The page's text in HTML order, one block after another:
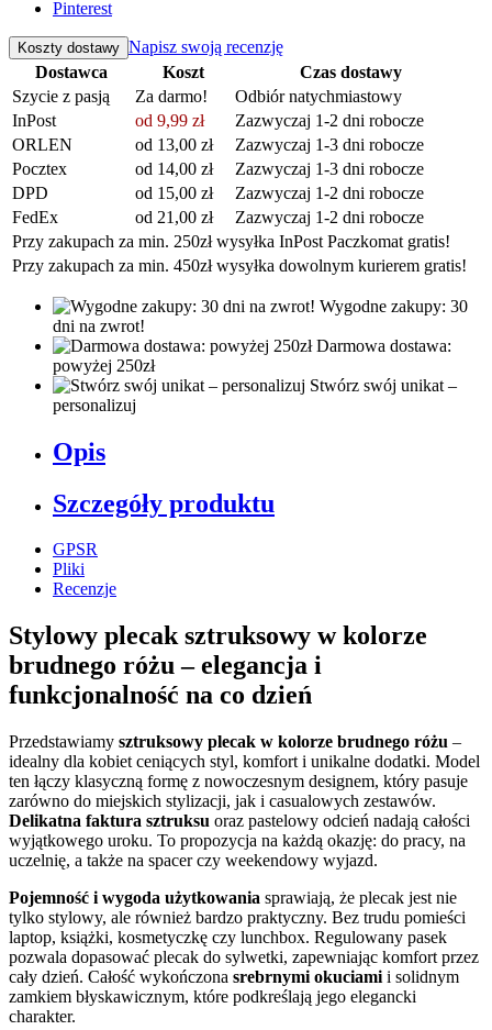
Pinterest
Koszty dostawy Napisz swoją recenzję
Dostawca
Koszt
Czas dostawy
Szycie z pasją
Za darmo!
Odbiór natychmiastowy
InPost
od 9,99 zł
Zazwyczaj 1-2 dni robocze
ORLEN
od 13,00 zł
Zazwyczaj 1-3 dni robocze
Pocztex
od 14,00 zł
Zazwyczaj 1-3 dni robocze
DPD
od 15,00 zł
Zazwyczaj 1-2 dni robocze
FedEx
od 21,00 zł
Zazwyczaj 1-2 dni robocze
Przy zakupach za min. 250zł wysyłka InPost Paczkomat gratis!
Przy zakupach za min. 450zł wysyłka dowolnym kurierem gratis!
Wygodne zakupy: 30
dni na zwrot!
Darmowa dostawa:
powyżej 250zł
Stwórz swój unikat –
personalizuj
Opis
Szczegóły produktu
GPSR
Pliki
Recenzje
Stylowy plecak sztruksowy w kolorze
brudnego różu – elegancja i
funkcjonalność na co dzień
Przedstawiamy sztruksowy plecak w kolorze brudnego różu –
idealny dla kobiet ceniących styl, komfort i unikalne dodatki. Model
ten łączy klasyczną formę z nowoczesnym designem, który pasuje
zarówno do miejskich stylizacji, jak i casualowych zestawów.
Delikatna faktura sztruksu oraz pastelowy odcień nadają całości
wyjątkowego uroku. To propozycja na każdą okazję: do pracy, na
uczelnię, a także na spacer czy weekendowy wyjazd.
Pojemność i wygoda użytkowania sprawiają, że plecak jest nie
tylko stylowy, ale również bardzo praktyczny. Bez trudu pomieści
laptop, książki, kosmetyczkę czy lunchbox. Regulowany pasek
pozwala dopasować plecak do sylwetki, zapewniając komfort przez
cały dzień. Całość wykończona srebrnymi okuciami i solidnym
zamkiem błyskawicznym, które podkreślają jego elegancki
charakter.